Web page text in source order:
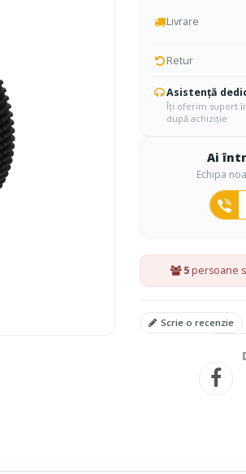
Livrare
Retur
Asistență
Îți oferim suport
după achiziție
Ai
Echipa
5persoane
Scrie o recenzie